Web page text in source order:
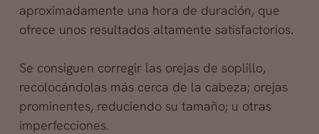
aproximadamente una hora de duración, que
ofrece unos resultados altamente satisfactorios.
Se consiguen corregir las orejas de soplillo,
recolocándolas más cerca de la cabeza; orejas
prominentes, reduciendo su tamaño; u otras
imperfecciones.